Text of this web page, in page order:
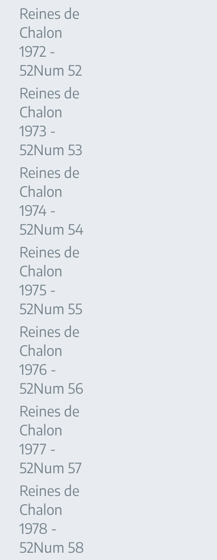
Reines de
Chalon
1972 -
52Num 52
Reines de
Chalon
1973 -
52Num 53
Reines de
Chalon
1974 -
52Num 54
Reines de
Chalon
1975 -
52Num 55
Reines de
Chalon
1976 -
52Num 56
Reines de
Chalon
1977 -
52Num 57
Reines de
Chalon
1978 -
52Num 58